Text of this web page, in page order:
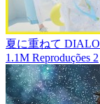
夏に重ねて
1.1M Reproduções 2